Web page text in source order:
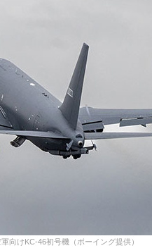
向けKC-46初号機（ボーイング提供）